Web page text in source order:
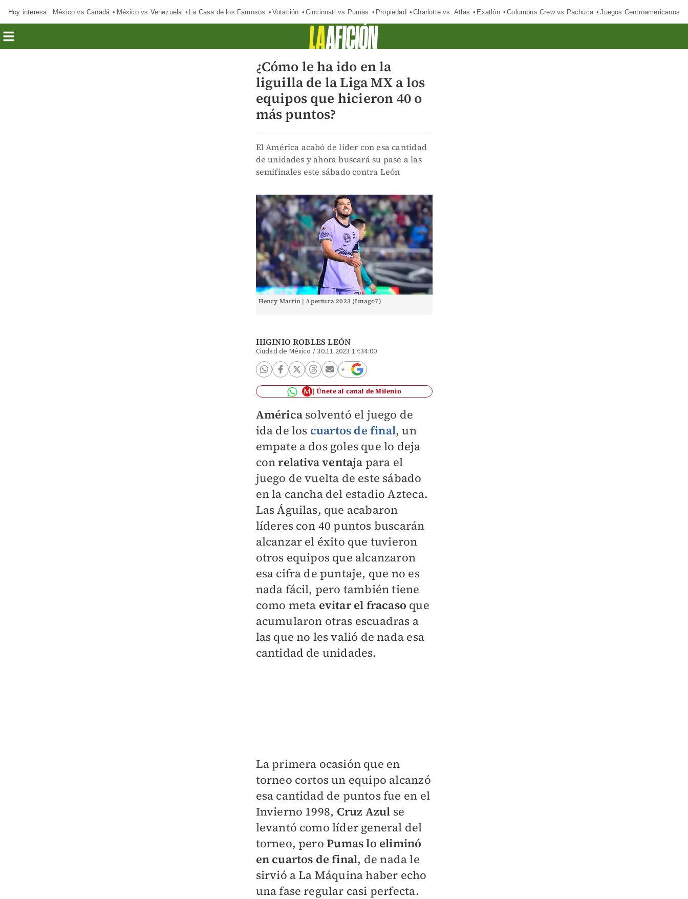
Hoy interesa: México vs Canadá México vs Venezuela La Casa de los Famosos Votación Cincinnati vs Pumas Propiedad Charlotte vs. Atlas Exatlón Columbus Crew vs Pachuca Juegos Centroamericanos
¿Cómo le ha ido en la
liguilla de la Liga MX a los
equipos que hicieron 40 o
más puntos?
El América acabó de líder con esa cantidad
de unidades y ahora buscará su pase a las
semifinales este sábado contra León
Henry Martín | Apertura 2023 (Imago7)
HIGINIO ROBLES LEÓN
Ciudad de México /30.11.2023 17:34:00
Únete al canal de Milenio
Américasolventó el juego de
ida de los cuartos de final, un
empate a dos goles que lo deja
conrelativa ventaja para el
juego de vuelta de este sábado
en la cancha del estadio Azteca.
Las Águilas, que acabaron
líderes con 40 puntos buscarán
alcanzar el éxito que tuvieron
otros equipos que alcanzaron
esa cifra de puntaje, que no es
nada fácil, pero también tiene
como meta evitar el fracaso que
acumularon otras escuadras a
las que no les valió de nada esa
cantidad de unidades.
La primera ocasión que en
torneo cortos un equipo alcanzó
esa cantidad de puntos fue en el
Invierno 1998, Cruz Azul se
levantó como líder general del
torneo, pero Pumaslo eliminó
en cuartos de final, de nada le
sirvió a La Máquina haber echo
una fase regular casi perfecta.